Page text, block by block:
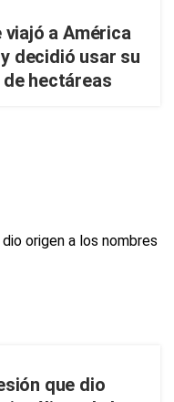
viajó a América
decidió usar su
hectáreas
que dio